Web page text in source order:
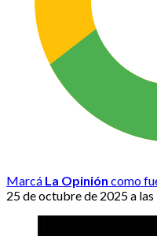
Marcá La Opinión como
25 de octubre de 2025 a las